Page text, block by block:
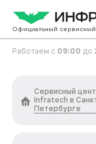
Официальный сервисный
Работаем с 09:00 до
Сервисный
Infratech в
Петербурге